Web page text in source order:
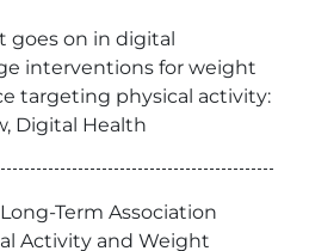
goes on in digital
interventions for weight
targeting physical activity:
Digital Health
Term Association
Activity and Weight